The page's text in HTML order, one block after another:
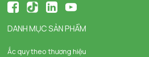
DANH MỤC SẢN PHẨM
Ắc quy theo thương hiệu